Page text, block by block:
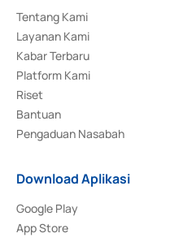
Tentang Kami
Layanan Kami
Kabar Terbaru
Platform Kami
Riset
Bantuan
Pengaduan Nasabah
Download Aplikasi
Google Play
App Store